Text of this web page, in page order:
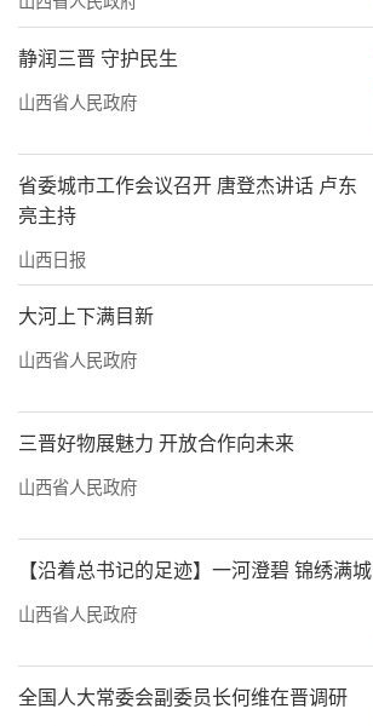
静润三晋 守护民生
山西省人民政府
省委城市工作会议召开 唐登杰讲话 卢东
亮主持
山西日报
大河上下满目新
山西省人民政府
三晋好物展魅力 开放合作向未来
山西省人民政府
【沿着总书记的足迹】一河澄碧 锦绣满城
山西省人民政府
全国人大常委会副委员长何维在晋调研